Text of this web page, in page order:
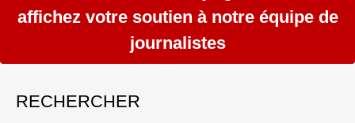
affichez votre soutien à notre équipe de
journalistes
RECHERCHER